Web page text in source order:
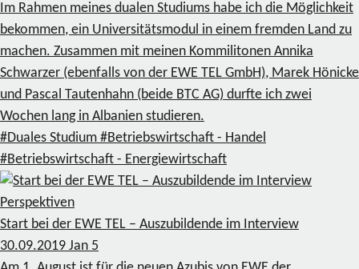
Im Rahmen meines dualen Studiums habe ich die Möglichkeit
bekommen, ein Universitätsmodul in einem fremden Land zu
machen. Zusammen mit meinen Kommilitonen Annika
Schwarzer (ebenfalls von der EWE TEL GmbH), Marek Hönicke
und Pascal Tautenhahn (beide BTC AG) durfte ich zwei
Wochen lang in Albanien studieren.
#Duales Studium #Betriebswirtschaft - Handel
#Betriebswirtschaft - Energiewirtschaft
Perspektiven
Start bei der EWE TEL – Auszubildende im Interview
30.09.2019 Jan 5